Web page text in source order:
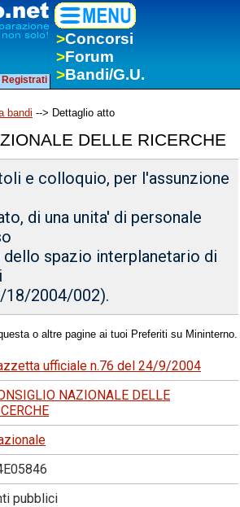
>Concorsi
>Forum
>Bandi/G.U.
Registrati
bandi --> Dettaglio atto
DELLE RICERCHE
e colloquio, per l'assunzione
di una unita' di personale
spazio interplanetario di
18/2004/002).
o altre pagine ai tuoi Preferiti su Mininterno.
ufficiale n.76 del 24/9/2004
NAZIONALE DELLE
pubblici